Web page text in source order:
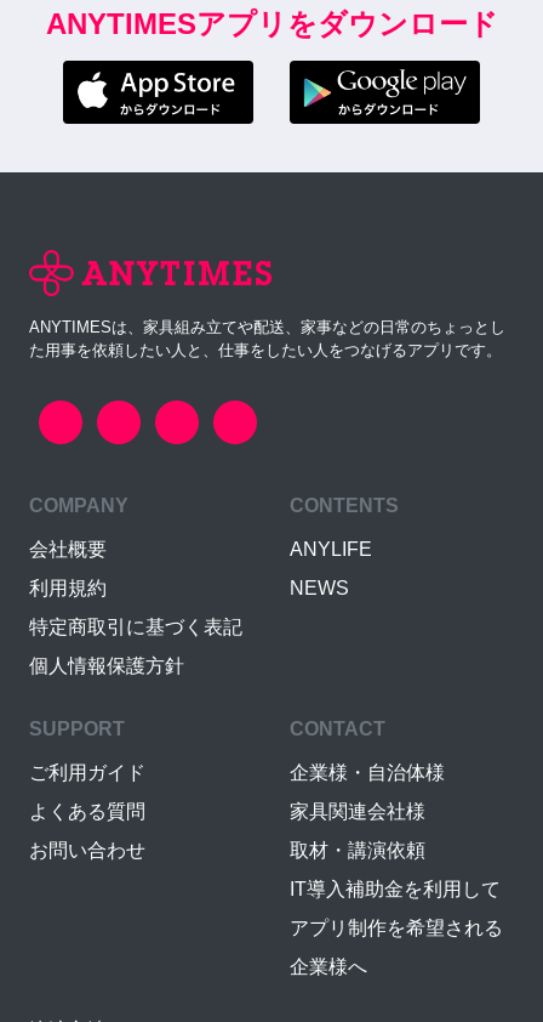
ANYTIMESアプリをダウンロード
ANYTIMESは、家具組み立てや配送、家事などの日常のちょっとし
た用事を依頼したい人と、仕事をしたい人をつなげるアプリです。
COMPANY
会社概要
利用規約
特定商取引に基づく表記
個人情報保護方針
CONTENTS
ANYLIFE
NEWS
SUPPORT
ご利用ガイド
よくある質問
お問い合わせ
CONTACT
企業様・自治体様
家具関連会社様
取材・講演依頼
IT導入補助金を利用して
アプリ制作を希望される
企業様へ